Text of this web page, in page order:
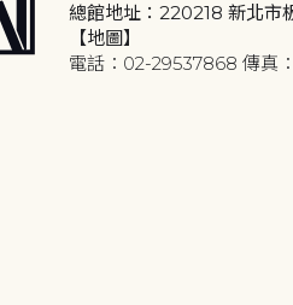
總館地址：220218 新北市
【地圖】
電話：02-29537868 傳真